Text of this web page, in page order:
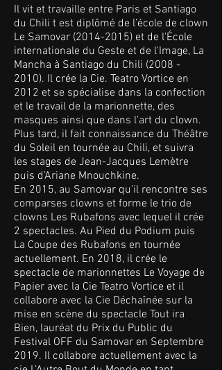
Il vit et travaille entre Paris et Santiago
du Chili t est diplômé de l’école de clown
Le Samovar (2014-2015) et de l'École
internationale du Geste et de l'Image, La
Mancha à Santiago du Chili (2008 -
2010). Il crée la Cie. Teatro Vortice en
2012 et se spécialise dans la confection
et le travail de la marionnette, des
masques ainsi que dans l’art du clown.
Plus tard, il fait connaissance du Théâtre
du Soleil en tournée au Chili, et suivra
les stages de Jean-Jacques Lemètre
puis d’Ariane Mnouchkine.
En 2015, au Samovar qu'il rencontre ses
comparses clowns et forme le trio de
clowns Les Rubafons avec lequel il crée
2 spectacles. Au Pied du Podium puis
La Coupe des Rubafons en tournée
actuellement. En 2018, il crée le
spectacle de marionnettes Le Voyage de
Papier avec la Cie Teatro Vortice et il
collabore avec la Cie Déchaînée sur la
mise en scène du spectacle Tout ira
Bien, lauréat du Prix du Public du
Festival OFF du Samovar en Septembre
2019. Il collabore actuellement avec la